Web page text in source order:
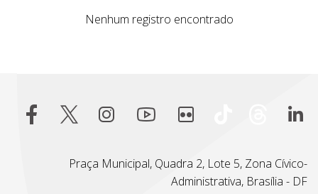
Nenhum registro encontrado
Nenhum registro encontrado
Praça Municipal, Quadra 2, Lote 5, Zona Cívico-
Administrativa, Brasília - DF